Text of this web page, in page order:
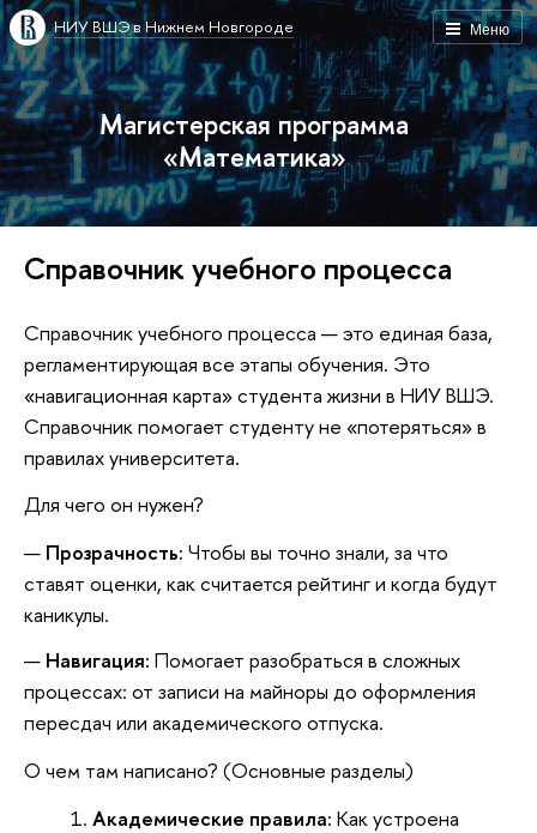
Меню
НИУ ВШЭ в Нижнем Новгороде
Магистерская программа
«Математика»
Справочник учебного процесса
Справочник учебного процесса — это единая база,
регламентирующая все этапы обучения. Это
«навигационная карта» студента жизни в НИУ ВШЭ.
Справочник помогает студенту не «потеряться» в
правилах университета.
Для чего он нужен?
Прозрачность: Чтобы вы точно знали, за что
ставят оценки, как считается рейтинг и когда будут
каникулы.
Навигация: Помогает разобраться в сложных
процессах: от записи на майноры до оформления
пересдач или академического отпуска.
О чем там написано? (Основные разделы)
Академические правила: Как устроена